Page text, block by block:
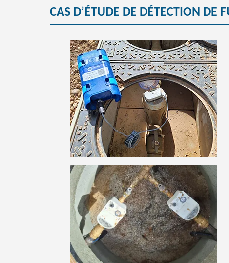
CAS D’ÉTUDE DE DÉTECTION DE